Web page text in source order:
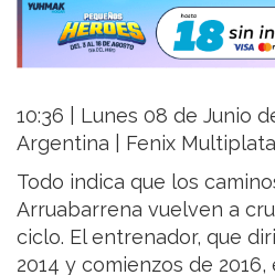
10:36 | Lunes 08 de Junio
Argentina | Fenix
Todo indica que los
Arruabarrena vuelven a
ciclo. El entrenador, que
2014 y comienzos de